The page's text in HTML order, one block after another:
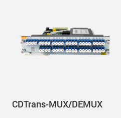
CDTrans-MUX/DEMUX